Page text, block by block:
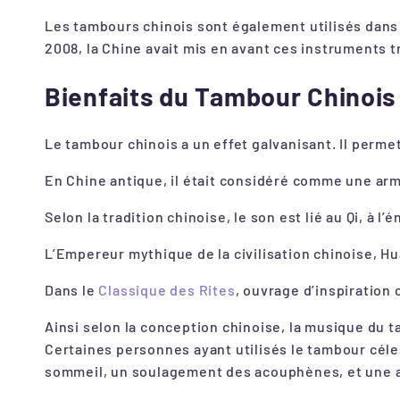
Les tambours chinois sont également utilisés
2008, la Chine avait mis en avant ces
Bienfaits du Tambour Chinois
Le tambour chinois a un effet galvanisant. Il
En Chine antique, il était considéré comme une
Selon la tradition chinoise, le son est lié au Qi, à
L’Empereur mythique de la civilisation chinoise,
Dans le Classique des Rites, ouvrage
Ainsi selon la conception chinoise, la musique du
Certaines personnes ayant utilisés le tambour
sommeil, un soulagement des acouphènes, et